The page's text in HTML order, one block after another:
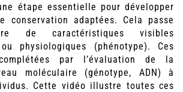
étape essentielle pour développer
conservation adaptées. Cela passe
de caractéristiques visibles
physiologiques (phénotype). Ces
par l’évaluation de la
moléculaire (génotype, ADN) à
Cette vidéo illustre toutes ces